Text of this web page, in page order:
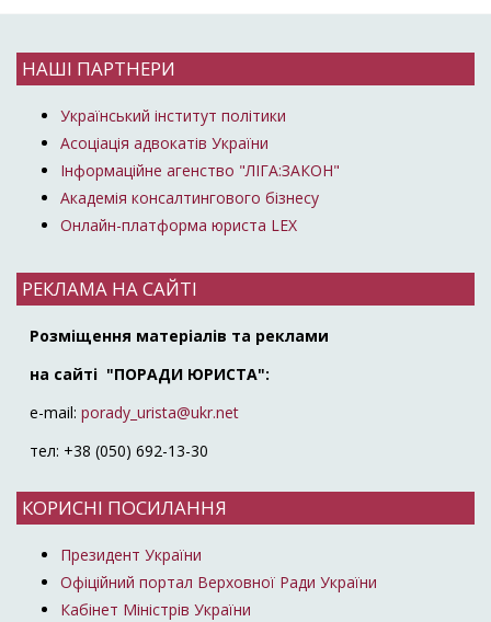
НАШІ ПАРТНЕРИ
Український інститут політики
Асоціація адвокатів України
Інформаційне агенство "ЛІГА:ЗАКОН"
Академія консалтингового бізнесу
Онлайн-платформа юриста LEX
РЕКЛАМА НА САЙТІ
Розміщення матеріалів та реклами
на сайті "ПОРАДИ ЮРИСТА":
e-mail: porady_urista@ukr.net
тел: +38 (050) 692-13-30
КОРИСНІ ПОСИЛАННЯ
Президент України
Офіційний портал Верховної Ради України
Кабінет Міністрів України